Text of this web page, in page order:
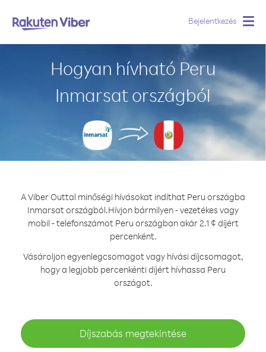
Bejelentkezés
Hogyan hívható Peru
Inmarsat országból
A Viber Outtal minőségi hívásokat indíthat Peru országba
Inmarsat országból.Hívjon bármilyen - vezetékes vagy
mobil - telefonszámot Peru országban akár 2.1 ¢ díjért
percenként.
Vásároljon egyenlegcsomagot vagy hívási díjcsomagot,
hogy a legjobb percenkénti díjért hívhassa Peru
országot.
Díjszabás megtekintése